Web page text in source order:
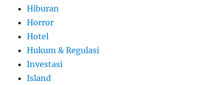
Hiburan
Horror
Hotel
Hukum & Regulasi
Investasi
Island